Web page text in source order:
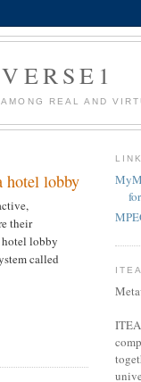
REAL AND
hotel lobby
their
hotel lobby
called